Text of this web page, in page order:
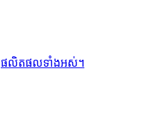
ផលិតផលទាំងអស់។